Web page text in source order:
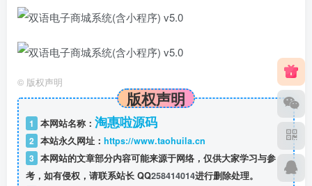
© 版权声明
版权声明
1 本网站名称： 淘惠啦源码
2 本站永久网址： https://www.taohuila.cn
3 本网站的文章部分内容可能来源于网络，仅供大家学习与参
考，如有侵权，请联系站长 QQ258414014进行删除处理。